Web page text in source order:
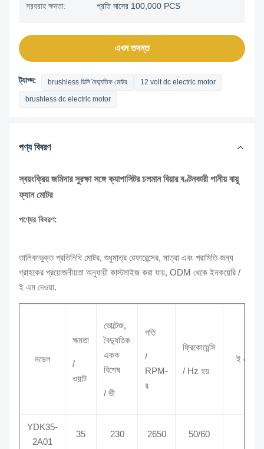
সরবরাহ ক্ষমতা: প্রতি মাসের 100,000 PCS
এখন তদন্ত
ট্যাগ্স: brushless ডিসি বৈদ্যুতিক মোটর 12 volt dc electric motor
brushless dc electric motor
পণ্য বিবরণ
স্বয়ংক্রিয় জমিদার সুরক্ষা সঙ্গে ক্যাপাসিটর চলমান বিয়ার বণ্টনকারী পানীয় বায়ু
ফ্যান মোটর
পণ্যের বিবরণ:
তালিকাভুক্ত প্রতিনিধি মোটর, শুধুমাত্র রেফারেন্সের, মাত্রা এবং পরামিতি জন্য
গ্রাহকের প্রয়োজনীয়তা অনুযায়ী কাস্টমাইজ করা যায়, ODM থেকে ইনকয়েরি /
ই এম দেওয়া.
মডেল
ক্ষমতা
/
ওয়াট
ভোল্টেজ,
বৈদ্যুতিক
একক
বিশেষ
/ ভী
গতি
/
RPM-
র
ফ্রিকোয়েন্সি
/ Hz হয়
ই এম
YDK35-
2A01
35 230 2650 50/60